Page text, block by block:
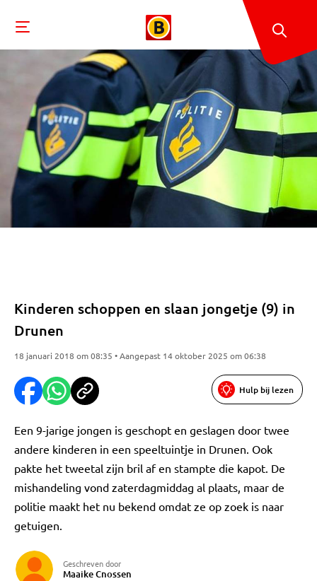
Kinderen schoppen en slaan jongetje (9) in
Drunen
18 januari 2018 om 08:35 • Aangepast 14 oktober 2025 om 06:38
Hulp bij lezen
Een 9-jarige jongen is geschopt en geslagen door twee
andere kinderen in een speeltuintje in Drunen. Ook
pakte het tweetal zijn bril af en stampte die kapot. De
mishandeling vond zaterdagmiddag al plaats, maar de
politie maakt het nu bekend omdat ze op zoek is naar
getuigen.
Geschreven door
Maaike Cnossen